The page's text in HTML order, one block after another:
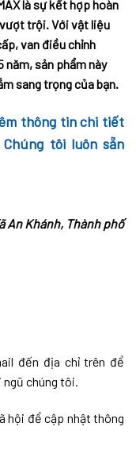
là sự kết hợp hoàn
trội. Với vật liệu
van điều chỉnh
năm, sản phẩm này
sang trọng của bạn.
thông tin chi tiết
tôi luôn sẵn
An Khánh, Thành phố
đến địa chỉ trên để
chúng tôi.
hội để cập nhật thông